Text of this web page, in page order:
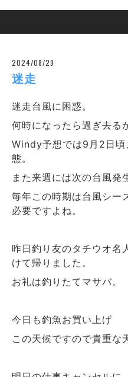
2024/08/29
迷走
迷走台風に困惑。
何時になったら過ぎ去る
Windy予想では9月2日頃
態。
また来週には次の台風発
毎年この時期は台風シー
必要ですよね。
昨日釣り友のタチウオ名
けて帰りました。
お礼は釣りたてマサバ。
今日も釣魚お買い上げ
この天候ですので貴重な